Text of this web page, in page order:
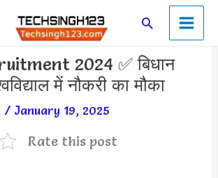
SearchMain
Menu
2024 ✅ बिधान
में नौकरी का मौका
/ January 19, 2025
Rate this post